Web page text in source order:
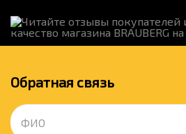
Обратная связь